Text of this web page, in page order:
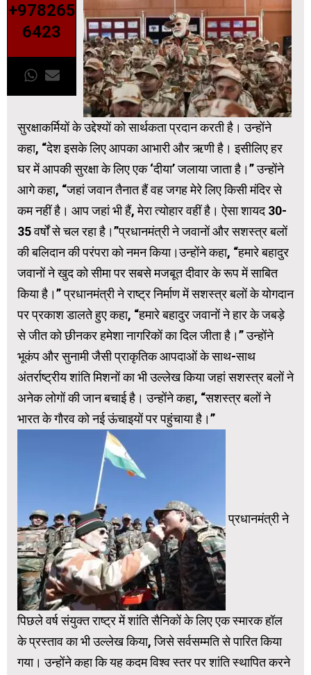
+978265
6423
सुरक्षाकर्मियों के उद्देश्यों को सार्थकता प्रदान करती है। उन्होंने
कहा, “देश इसके लिए आपका आभारी और ऋणी है। इसीलिए हर
घर में आपकी सुरक्षा के लिए एक ‘दीया’ जलाया जाता है।” उन्होंने
आगे कहा, “जहां जवान तैनात हैं वह जगह मेरे लिए किसी मंदिर से
कम नहीं है। आप जहां भी हैं, मेरा त्योहार वहीं है। ऐसा शायद 30-
35 वर्षों से चल रहा है।”प्रधानमंत्री ने जवानों और सशस्त्र बलों
की बलिदान की परंपरा को नमन किया।उन्होंने कहा, “हमारे बहादुर
जवानों ने खुद को सीमा पर सबसे मजबूत दीवार के रूप में साबित
किया है।” प्रधानमंत्री ने राष्ट्र निर्माण में सशस्त्र बलों के योगदान
पर प्रकाश डालते हुए कहा, “हमारे बहादुर जवानों ने हार के जबड़े
से जीत को छीनकर हमेशा नागरिकों का दिल जीता है।” उन्होंने
भूकंप और सुनामी जैसी प्राकृतिक आपदाओं के साथ-साथ
अंतर्राष्ट्रीय शांति मिशनों का भी उल्लेख किया जहां सशस्त्र बलों ने
अनेक लोगों की जान बचाई है। उन्होंने कहा, “सशस्त्र बलों ने
भारत के गौरव को नई ऊंचाइयों पर पहुंचाया है।”
प्रधानमंत्री ने
पिछले वर्ष संयुक्त राष्ट्र में शांति सैनिकों के लिए एक स्मारक हॉल
के प्रस्ताव का भी उल्लेख किया, जिसे सर्वसम्मति से पारित किया
गया। उन्होंने कहा कि यह कदम विश्व स्तर पर शांति स्थापित करने